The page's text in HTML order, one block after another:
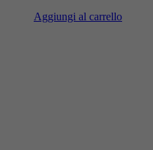
Aggiungi al carrello